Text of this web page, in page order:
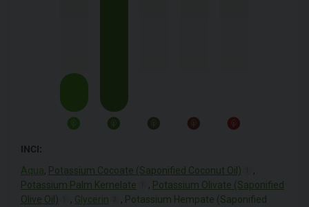
INCI:
Aqua, Potassium Cocoate (Saponified Coconut Oil)
,
Potassium Palm Kernelate
, Potassium Olivate (Saponified
Olive Oil)
, Glycerin , Potassium Hempate (Saponified